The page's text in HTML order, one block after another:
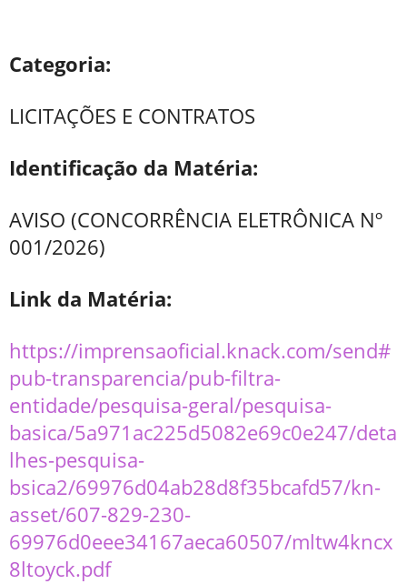
Categoria:
LICITAÇÕES E CONTRATOS
Identificação da Matéria:
AVISO (CONCORRÊNCIA ELETRÔNICA Nº
001/2026)
Link da Matéria:
https://imprensaoficial.knack.com/send#
pub-transparencia/pub-filtra-
entidade/pesquisa-geral/pesquisa-
basica/5a971ac225d5082e69c0e247/deta
lhes-pesquisa-
bsica2/69976d04ab28d8f35bcafd57/kn-
asset/607-829-230-
69976d0eee34167aeca60507/mltw4kncx
8ltoyck.pdf